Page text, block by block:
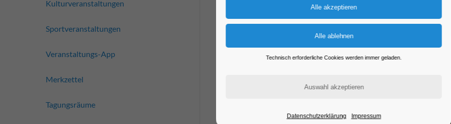
Kulturveranstaltungen
Sportveranstaltungen
Veranstaltungs-App
Merkzettel
Tagungsräume
Technisch erforderliche Cookies werden immer geladen.
Datenschutzerklärung Impressum